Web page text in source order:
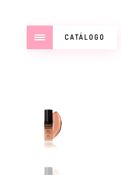
CATÁLOGO